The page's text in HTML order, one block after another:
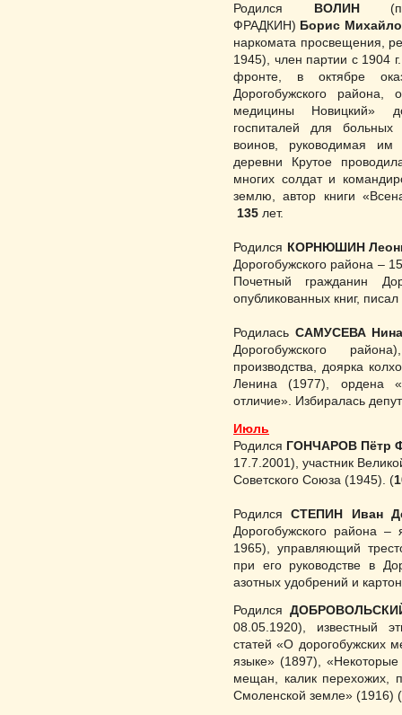
Родился
ВОЛИН
ФРАДКИН) Борис
наркомата просвещения,
1945), член пар­тии с 1904
фронте, в октябре
Дорогобужского района,
медицины Новицкий»
госпиталей для
воинов, руководимая им
деревни Крутое
многих сол­дат и
землю, автор книги
135 лет.
Родился КОРНЮШИН
Дорогобужского района –
Почетный гражданин
опубликованных книг,
Родилась САМУСЕВА
Дорогобужского
производства, доярка
Ленина (1977), ордена
отличие». Избиралась
Июль
Родился ГОНЧАРОВ Пётр
17.7.2001), участник
Советского Союза (1945). (
РодилсяСТЕПИН Иван
Дорогобужского района
1965), управляющий
при его руководстве в
азотных удобрений и
Родился
08.05.1920), известный
статей «О дорогобужских
языке» (1897), «Некоторые
мещан, калик перехожих,
Смоленской земле» (1916) (